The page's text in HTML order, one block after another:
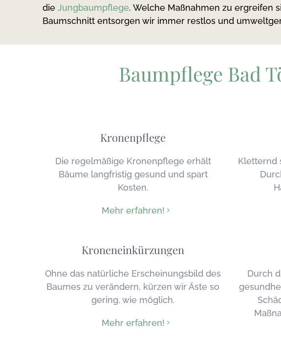
die Jungbaumpflege. Welche Maßnahmen zu ergreifen
Baumschnitt entsorgen wir immer restlos und
Baumpflege Bad
Kronenpflege
Die regelmäßige Kronenpflege erhält
Bäume langfristig gesund und spart
Kosten.
Mehr erfahren!
Kletternd
Kroneneinkürzungen
Ohne das natürliche Erscheinungsbild des
Baumes zu verändern, kürzen wir Äste so
gering, wie möglich.
Mehr erfahren!
Durch